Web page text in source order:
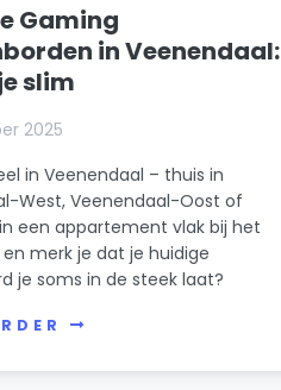
Gaming
in Veenendaal:
slim
2025
in Veenendaal – thuis in
West, Veenendaal-Oost of
een appartement vlak bij het
merk je dat je huidige
je soms in de steek laat?